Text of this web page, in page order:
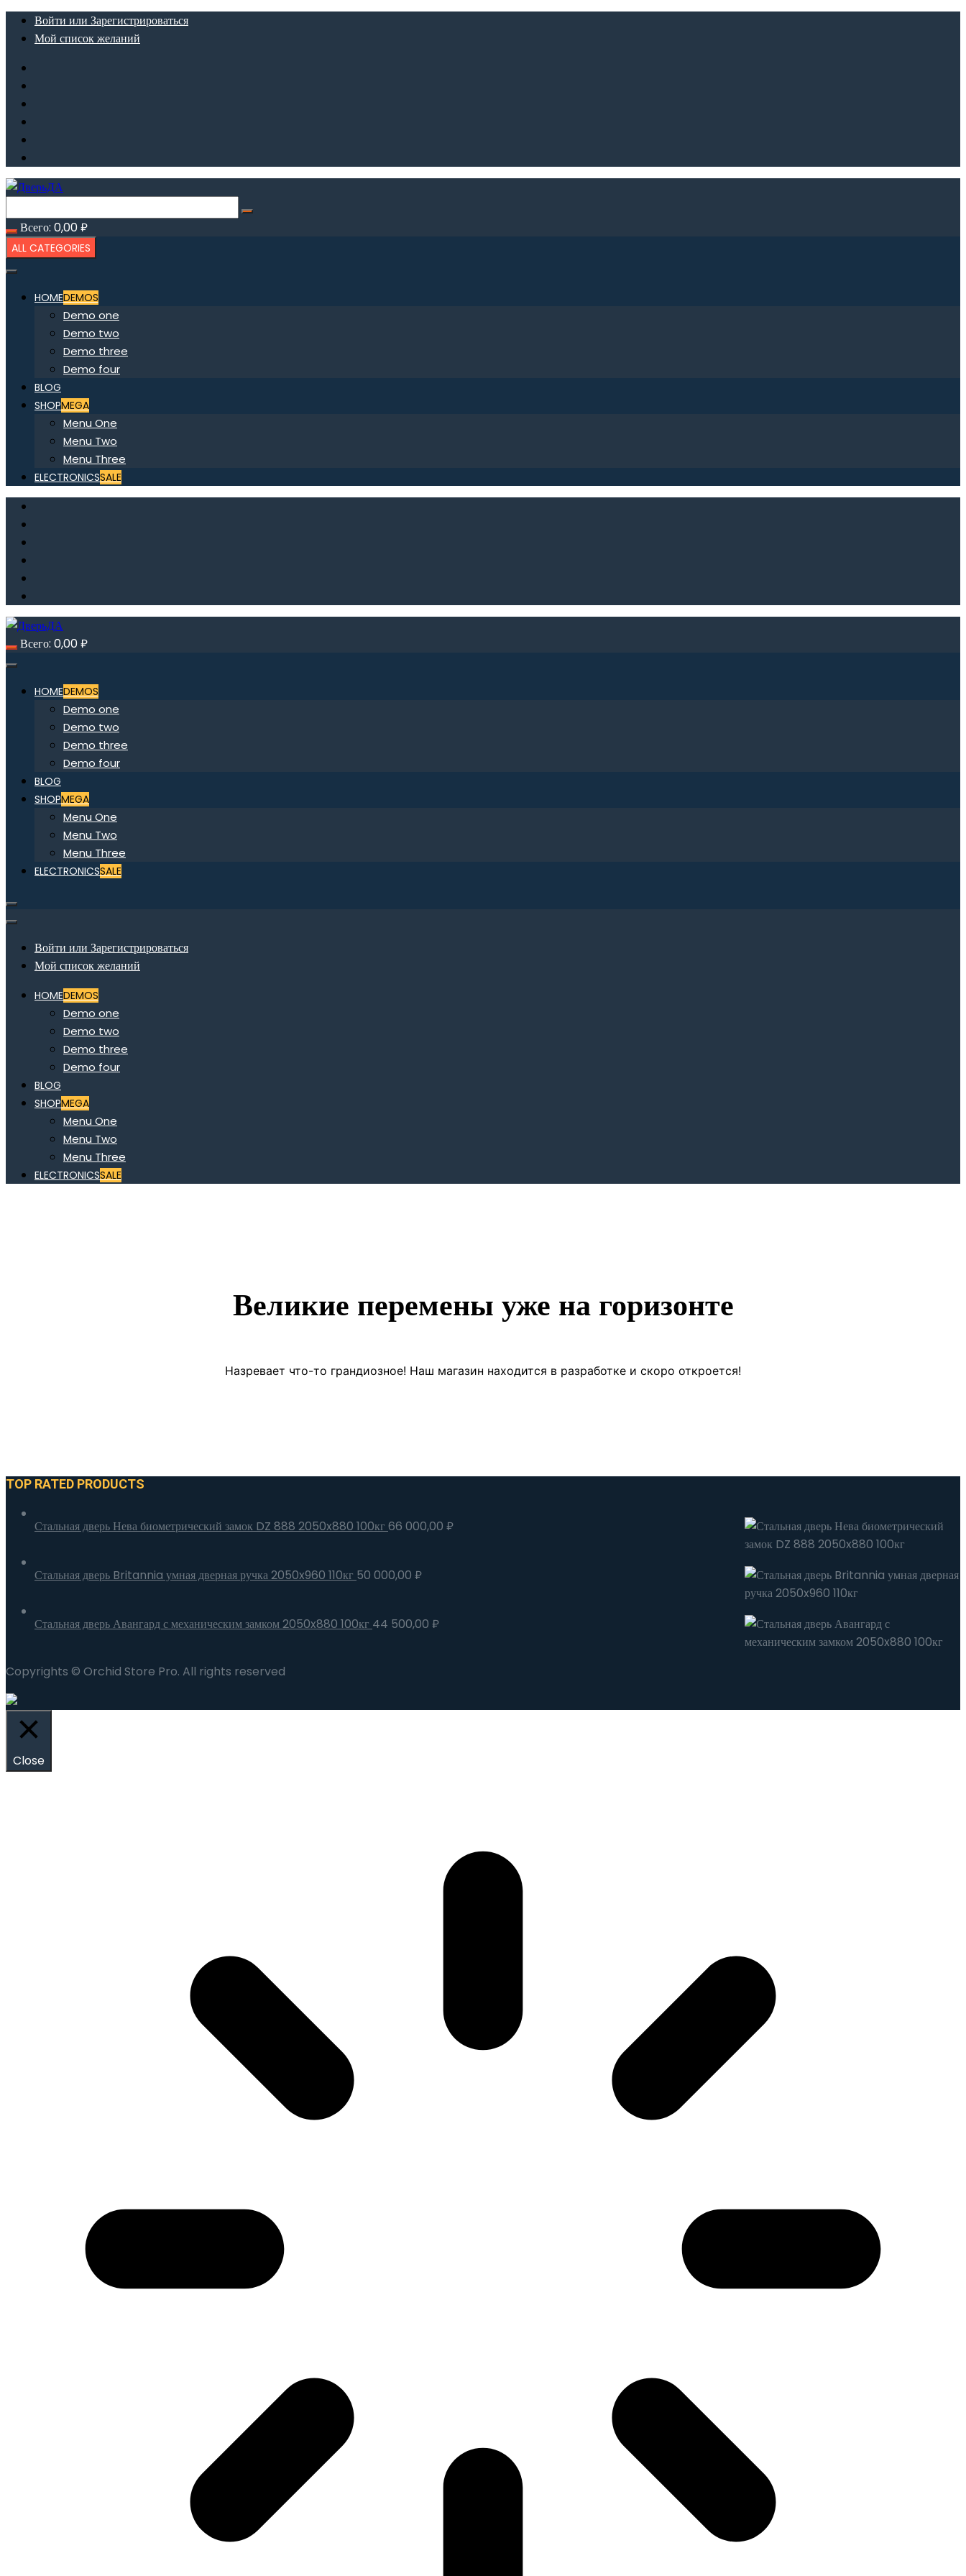
ПерейтиВойти или Зарегистрироваться
Мой список желаний
Всего: 0,00₽
ALL CATEGORIES
HOMEDEMOS
Demo one
Demo two
Demo three
Demo four
BLOG
SHOPMEGA
Menu One
Menu Two
Menu Three
ELECTRONICSSALE
Всего: 0,00₽
HOMEDEMOS
Demo one
Demo two
Demo three
Demo four
BLOG
SHOPMEGA
Menu One
Menu Two
Menu Three
ELECTRONICSSALE
Войти или Зарегистрироваться
Мой список желаний
HOMEDEMOS
Demo one
Demo two
Demo three
Demo four
BLOG
SHOPMEGA
Menu One
Menu Two
Menu Three
ELECTRONICSSALE
Великие перемены уже на горизонте
Назревает что-то грандиозное! Наш магазин находится в разработке и скоро откроется!
TOP RATED PRODUCTS
Стальная дверь Нева биометрический замок DZ 888 2050x880 100кг 66 000,00 ₽
Стальная дверь Britannia умная дверная ручка 2050x960 110кг 50 000,00 ₽
Стальная дверь Авангард с механическим замком 2050x880 100кг 44 500,00 ₽
Copyrights © Orchid Store Pro. All rights reserved
Close